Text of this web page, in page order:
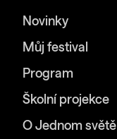
Novinky
Můj festival
Program
Školní projekce
O Jednom světě